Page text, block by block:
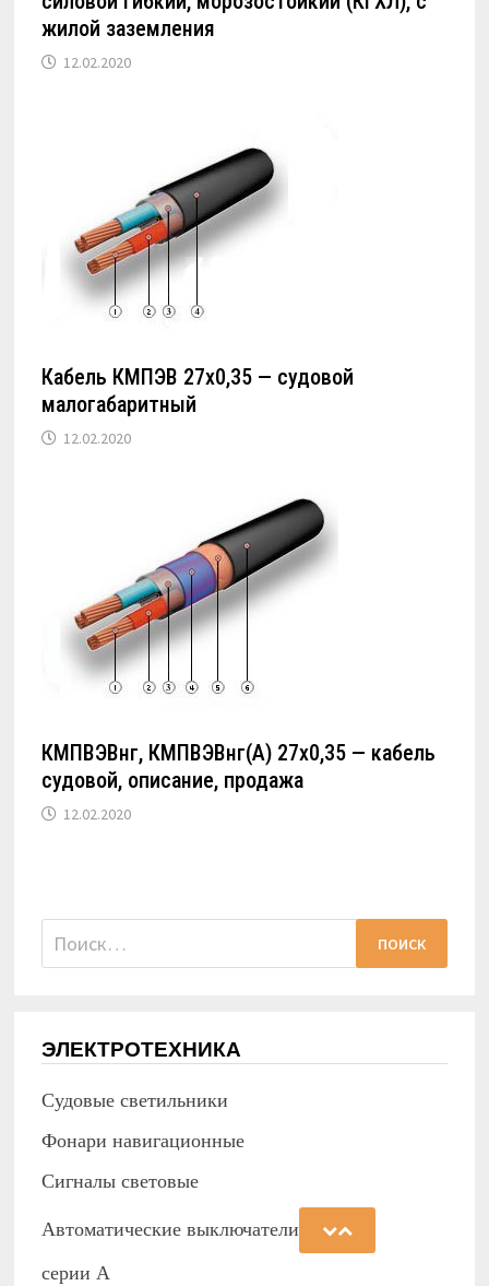
жилой заземления
12.02.2020
Кабель КМПЭВ 27х0,35 — судовой
малогабаритный
12.02.2020
КМПВЭВнг, КМПВЭВнг(А) 27х0,35 — кабель
судовой, описание, продажа
12.02.2020
Найти:
ЭЛЕКТРОТЕХНИКА
Судовые светильники
Фонари навигационные
Сигналы световые
Автоматические выключатели
серии А